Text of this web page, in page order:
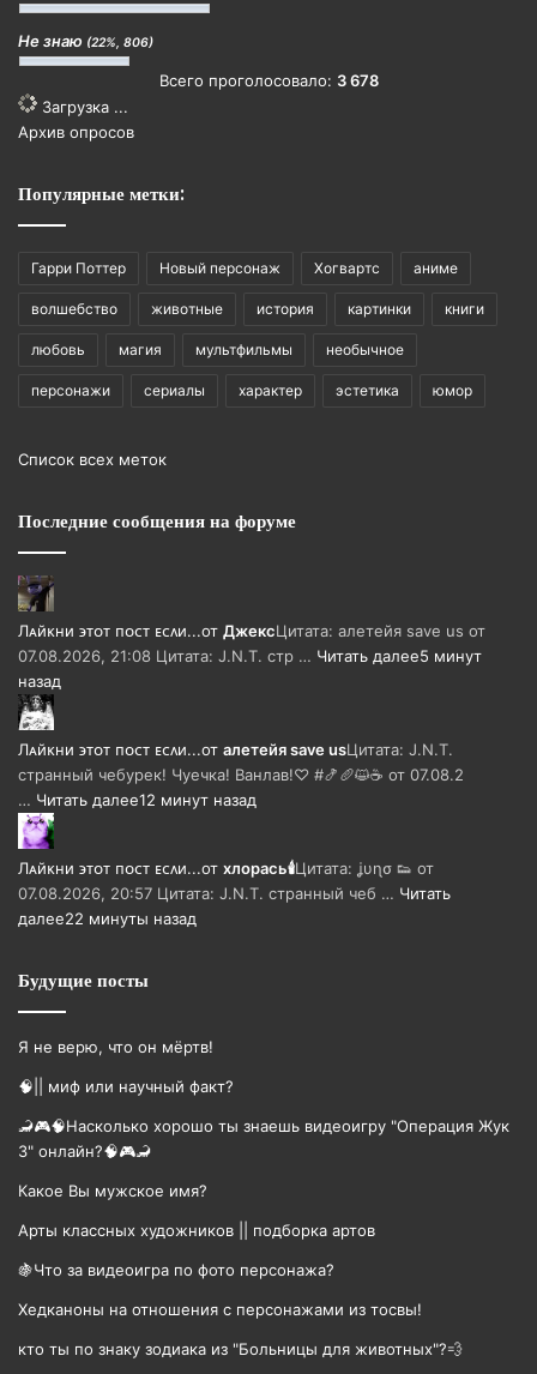
Не знаю (22%, 806)
Всего проголосовало: 3 678
Загрузка ...
Архив опросов
Популярные метки:
Гарри Поттер Новый персонаж Хогвартс аниме
волшебство животные история картинки книги
любовь магия мультфильмы необычное
персонажи сериалы характер эстетика юмор
Список всех меток
Последние сообщения на форуме
Лᴀйᴋни ϶ᴛᴏᴛ ᴨᴏᴄᴛ ᴇᴄᴧи...от ДжексЦитата: алетейя save us от
07.08.2026, 21:08 Цитата: J.N.T. стр … Читать далее5 минут
назад
Лᴀйᴋни ϶ᴛᴏᴛ ᴨᴏᴄᴛ ᴇᴄᴧи...от алетейя save usЦитата: J.N.T.
странный чебурек! Чуечка! Ванлав!♡ #🍤🥖😺☕ от 07.08.2
… Читать далее12 минут назад
Лᴀйᴋни ϶ᴛᴏᴛ ᴨᴏᴄᴛ ᴇᴄᴧи...от хлорась🕯Цитата: ʝυɳσ 👟 от
07.08.2026, 20:57 Цитата: J.N.T. странный чеб … Читать
далее22 минуты назад
Будущие посты
Я не верю, что он мёртв!
🧠|| миф или научный факт?
🦂🎮🧠Насколько хорошо ты знаешь видеоигру "Операция Жук
3" онлайн?🧠🎮🦂
Какое Вы мужское имя?
Арты классных художников || подборка артов
🍇Что за видеоигра по фото персонажа?
Хедканоны на отношения с персонажами из тосвы!
кто ты по знаку зодиака из "Больницы для животных"?💨